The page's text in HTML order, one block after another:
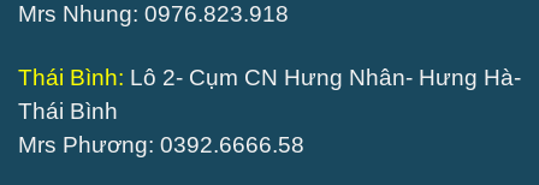
Mrs Nhung: 0976.823.918
Thái Bình: Lô 2- Cụm CN Hưng Nhân- Hưng Hà-
Thái Bình
Mrs Phương: 0392.6666.58